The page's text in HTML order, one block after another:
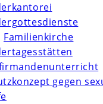
Familienkirche
gegen